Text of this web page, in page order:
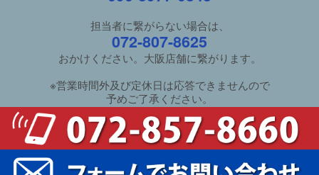
担当者に繋がらない場合は、
072-807-8625
おかけください。大阪店舗に繋がります。
※営業時間外及び定休日は応答できませんので
予めご了承ください。
ご利用ガイド/良くあるご質問
特定商取引法に基づく表示/個人情報保護方針
新井家具本館サイトへ